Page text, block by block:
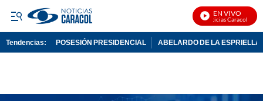
EN VIVO
Noticias Caracol En
Tendencias: POSESIÓN PRESIDENCIAL ABELARDO DE LA ESPRIELLA